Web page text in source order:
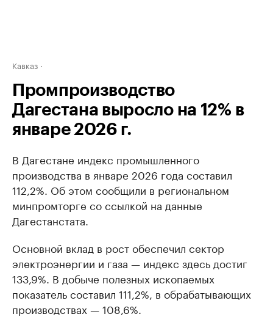
Кавказ
Промпроизводство
Дагестана выросло на 12% в
январе 2026 г.
В Дагестане индекс промышленного
производства в январе 2026 года составил
112,2%. Об этом сообщили в региональном
минпромторге со ссылкой на данные
Дагестанстата.
Основной вклад в рост обеспечил сектор
электроэнергии и газа — индекс здесь достиг
133,9%. В добыче полезных ископаемых
показатель составил 111,2%, в обрабатывающих
производствах — 108,6%.